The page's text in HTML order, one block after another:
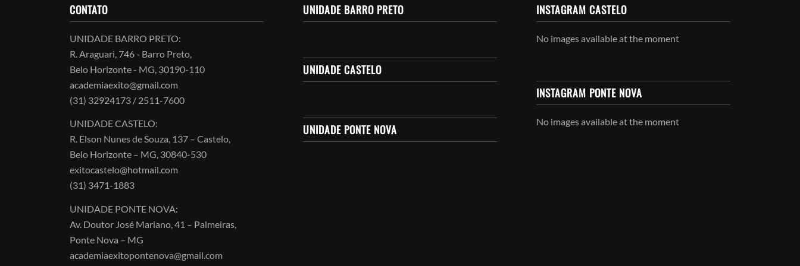
CONTATO
UNIDADE BARRO PRETO:
R. Araguari, 746 - Barro Preto,
Belo Horizonte - MG, 30190-110
academiaexito@gmail.com
(31) 32924173 / 2511-7600
UNIDADE CASTELO:
R. Elson Nunes de Souza, 137 – Castelo,
Belo Horizonte – MG, 30840-530
exitocastelo@hotmail.com
(31) 3471-1883
UNIDADE PONTE NOVA:
Av. Doutor José Mariano, 41 – Palmeiras,
Ponte Nova – MG
academiaexitopontenova@gmail.com
UNIDADE BARRO PRETO
UNIDADE CASTELO
UNIDADE PONTE NOVA
INSTAGRAM CASTELO
No images available at the moment
INSTAGRAM PONTE NOVA
No images available at the moment